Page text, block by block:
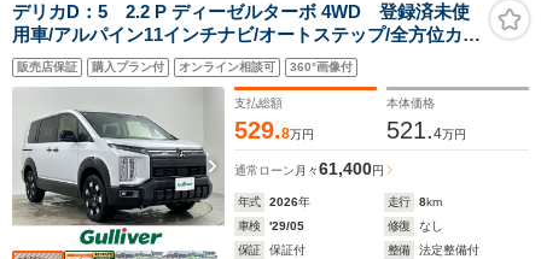
デリカD：5 2.2 P ディーゼルターボ 4WD 登録済未使
用車/アルパイン11インチナビ/オートステップ/全方位カメ
ラ/AppleCarPlay/AndroidAuto/両側パワースライドドア/
追従型クルーズコントロール/シートヒーター/パワーバッ
クドア/ステアリングヒーター
販売店保証 購入プラン付 オンライン相談可 360°画像付
支払総額
529.8万円
本体価格
521.4万円
通常ローン 月々61,400円
年式 2026年 走行 8km
車検
'29/05 修復
なし
保証
保証付 整備
法定整備付